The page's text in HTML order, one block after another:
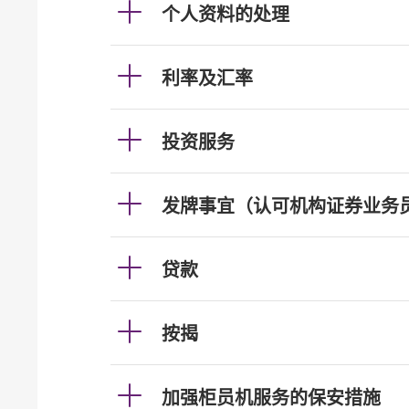
个人资料的处理
利率及汇率
投资服务
发牌事宜（认可机构证券业务
贷款
按揭
加强柜员机服务的保安措施